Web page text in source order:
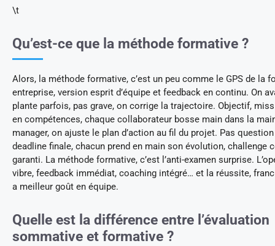
\t
Qu’est-ce que la méthode formative ?
Alors, la méthode formative, c’est un peu comme le GPS de la
entreprise, version esprit d’équipe et feedback en continu. On
plante parfois, pas grave, on corrige la trajectoire. Objectif,
en compétences, chaque collaborateur bosse main dans la
manager, on ajuste le plan d’action au fil du projet. Pas question
deadline finale, chacun prend en main son évolution, challenge
garanti. La méthode formative, c’est l’anti-examen surprise.
vibre, feedback immédiat, coaching intégré… et la réussite,
a meilleur goût en équipe.
Quelle est la différence entre l’évaluation
sommative et formative ?